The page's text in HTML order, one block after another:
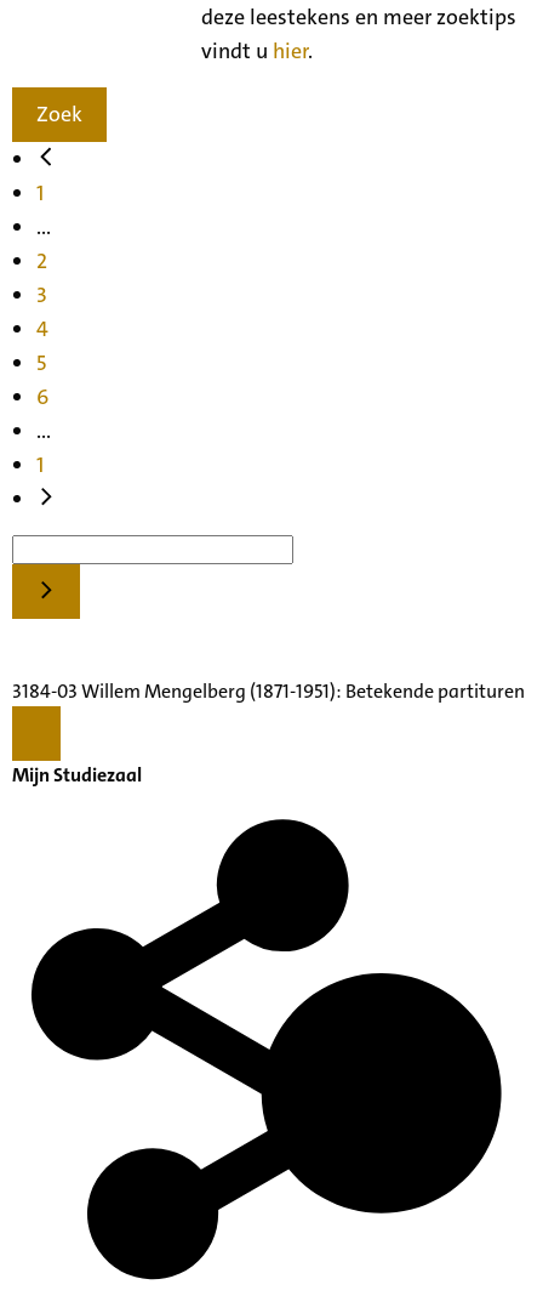
deze leestekens en meer zoektips
vindt u hier.
Zoek
1
...
2
3
4
5
6
...
1
3184-03 Willem Mengelberg (1871-1951): Betekende partituren
Mijn Studiezaal